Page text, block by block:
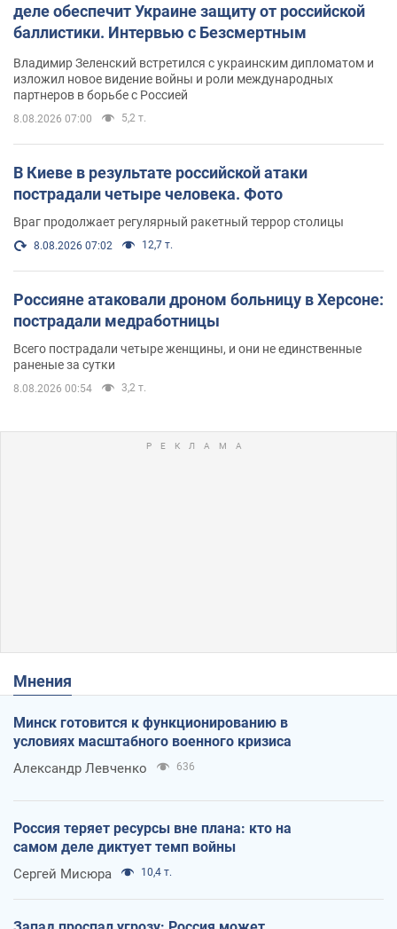
деле обеспечит Украине защиту от российской
баллистики. Интервью с Безсмертным
Владимир Зеленский встретился с украинским дипломатом и
изложил новое видение войны и роли международных
партнеров в борьбе с Россией
8.08.2026 07:00 5,2 т.
В Киеве в результате российской атаки
пострадали четыре человека. Фото
Враг продолжает регулярный ракетный террор столицы
8.08.2026 07:02 12,7 т.
Россияне атаковали дроном больницу в Херсоне:
пострадали медработницы
Всего пострадали четыре женщины, и они не единственные
раненые за сутки
8.08.2026 00:54 3,2 т.
Мнения
Минск готовится к функционированию в
условиях масштабного военного кризиса
Александр Левченко 636
Россия теряет ресурсы вне плана: кто на
самом деле диктует темп войны
Сергей Мисюра 10,4 т.